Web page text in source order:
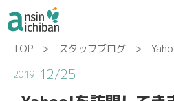
TOP> スタッフブログ> Yahoo!
2019 12/25